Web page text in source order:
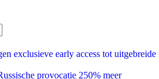
exclusieve early access tot uitgebreide
provocatie 250% meer